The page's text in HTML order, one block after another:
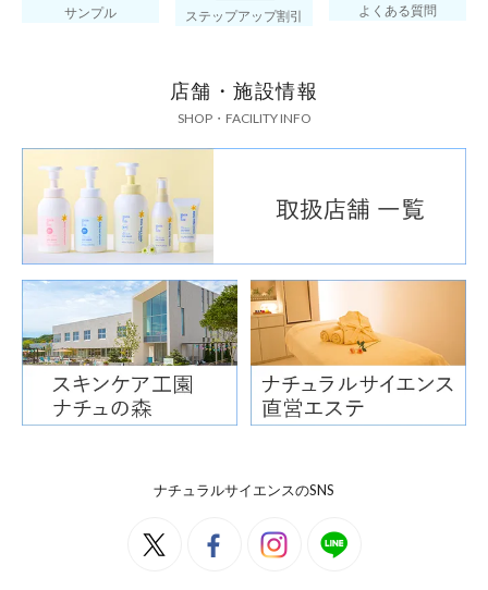
サンプル ステップアップ割引 よくある質問
店舗・施設情報
SHOP・FACILITY INFO
ナチュラルサイエンスのSNS